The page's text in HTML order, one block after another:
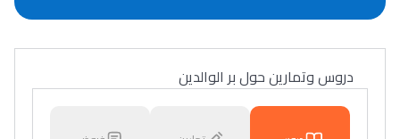
دروس وتمارين حول بر الوالدين